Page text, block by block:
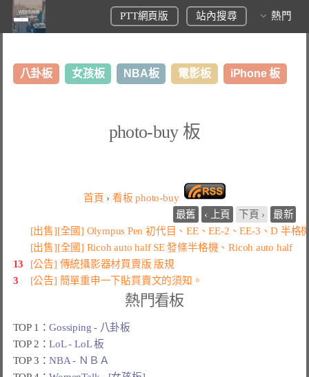
PTT網頁版 站內搜尋 熱門
八卦板 女孩板 NBA板 電影板 iPhone 板
photo-buy 板
首頁 › 看板photo-buy
最舊
‹ 上頁 下頁 ›
最新
[出售][全國] Olympus Pen 初代目、EE、EE-2、EE-3、D 半格
[出售][全國] Ricoh auto half SE 發條半格機、Ricoh auto half
13
[公告] 傳統攝影器材買賣版 版規
3
[公告] 簡單重申一下貼買賣文的須知。
熱門看板
TOP 1：Gossiping - 八卦板
TOP 2：LoL - LoL 板
TOP 3：NBA - ＮＢＡ